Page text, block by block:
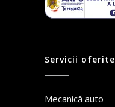
Servicii oferite
Mecanică auto